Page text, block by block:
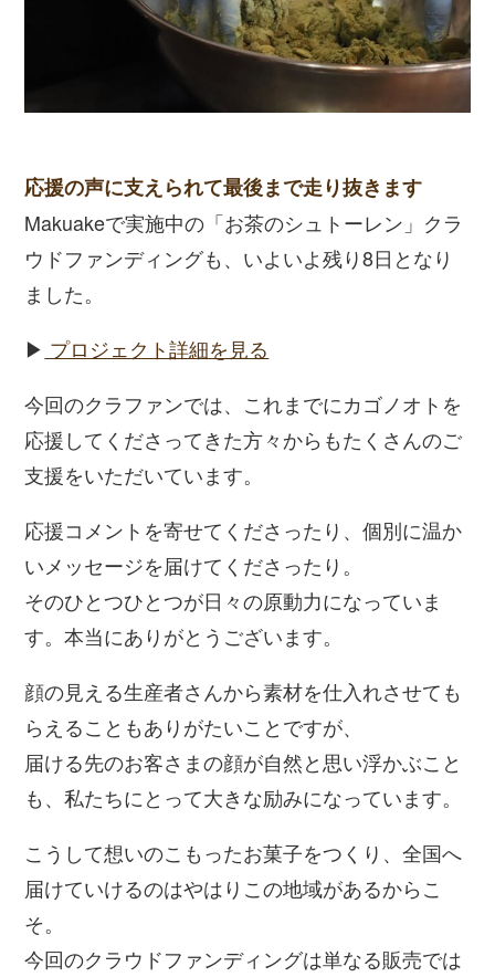
応援の声に支えられて最後まで走り抜きます
Makuakeで実施中の「お茶のシュトーレン」クラ
ウドファンディングも、いよいよ残り8日となり
ました。
▶ プロジェクト詳細を見る
今回のクラファンでは、これまでにカゴノオトを
応援してくださってきた方々からもたくさんのご
支援をいただいています。
応援コメントを寄せてくださったり、個別に温か
いメッセージを届けてくださったり。
そのひとつひとつが日々の原動力になっていま
す。本当にありがとうございます。
顔の見える生産者さんから素材を仕入れさせても
らえることもありがたいことですが、
届ける先のお客さまの顔が自然と思い浮かぶこと
も、私たちにとって大きな励みになっています。
こうして想いのこもったお菓子をつくり、全国へ
届けていけるのはやはりこの地域があるからこ
そ。
今回のクラウドファンディングは単なる販売では